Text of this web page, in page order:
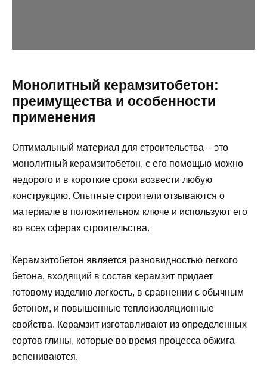
Монолитный керамзитобетон:
преимущества и особенности
применения
Оптимальный материал для строительства – это
монолитный керамзитобетон, с его помощью можно
недорого и в короткие сроки возвести любую
конструкцию. Опытные строители отзываются о
материале в положительном ключе и используют его
во всех сферах строительства.
Керамзитобетон является разновидностью легкого
бетона, входящий в состав керамзит придает
готовому изделию легкость, в сравнении с обычным
бетоном, и повышенные теплоизоляционные
свойства. Керамзит изготавливают из определенных
сортов глины, которые во время процесса обжига
вспениваются.